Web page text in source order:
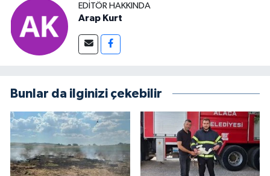
EDITÖR HAKKINDA
Arap Kurt
Bunlar da ilginizi çekebilir